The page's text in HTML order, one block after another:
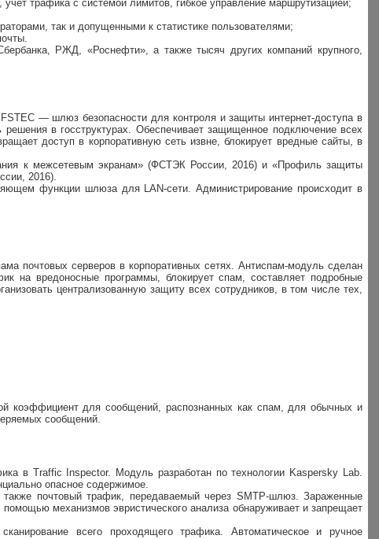
трафика с системой лимитов, гибкое управление маршрутизацией;
так и допущенными к статистике пользователями;
РЖД, «Роснефти», а также тысяч других компаний крупного,
— шлюз безопасности для контроля и защиты интернет-доступа в
в госструктурах. Обеспечивает защищенное подключение всех
доступ в корпоративную сеть извне, блокирует вредные сайты, в
к межсетевым экранам» (ФСТЭК России, 2016) и «Профиль защиты
2016).
функции шлюза для LAN-сети. Администрирование происходит в
почтовых серверов в корпоративных сетях. Антиспам-модуль сделан
на вредоносные программы, блокирует спам, составляет подробные
централизованную защиту всех сотрудников, в том числе тех,
коэффициент для сообщений, распознанных как спам, для обычных и
сообщений.
в Traffic Inspector. Модуль разработан по технологии Kaspersky Lab.
опасное содержимое.
почтовый трафик, передаваемый через SMTP-шлюз. Зараженные
механизмов эвристического анализа обнаруживает и запрещает
всего проходящего трафика. Автоматическое и ручное